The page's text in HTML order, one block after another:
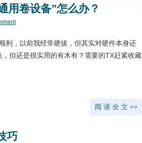
用卷设备”怎么办？
利，以前我经常硬拔，但其实对硬件本身还
但还是很实用的有木有？需要的TX赶紧收藏
阅 读 全 文 »»
巧